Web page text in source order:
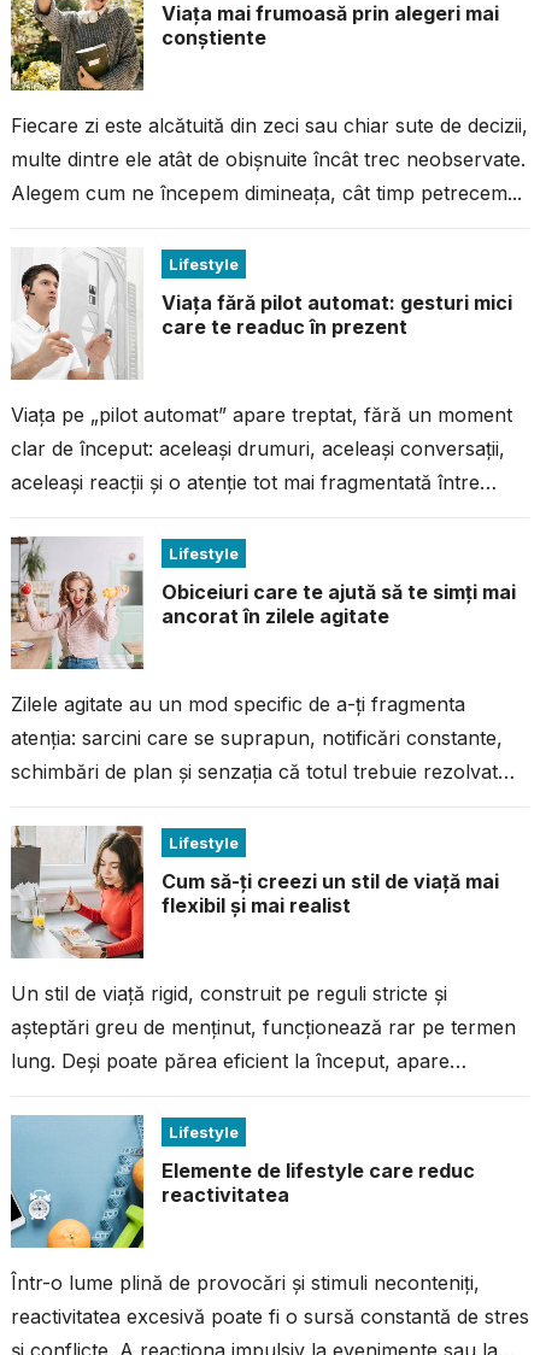
Viața mai frumoasă prin alegeri mai
conștiente
Fiecare zi este alcătuită din zeci sau chiar sute de decizii,
multe dintre ele atât de obișnuite încât trec neobservate.
Alegem cum ne începem dimineața, cât timp petrecem...
Lifestyle
Viața fără pilot automat: gesturi mici
care te readuc în prezent
Viața pe „pilot automat” apare treptat, fără un moment
clar de început: aceleași drumuri, aceleași conversații,
aceleași reacții și o atenție tot mai fragmentată între
Lifestyle
Obiceiuri care te ajută să te simți mai
ancorat în zilele agitate
Zilele agitate au un mod specific de a-ți fragmenta
atenția: sarcini care se suprapun, notificări constante,
schimbări de plan și senzația că totul trebuie rezolvat
Lifestyle
Cum să-ți creezi un stil de viață mai
flexibil și mai realist
Un stil de viață rigid, construit pe reguli stricte și
așteptări greu de menținut, funcționează rar pe termen
lung. Deși poate părea eficient la început, apare
Lifestyle
Elemente de lifestyle care reduc
reactivitatea
Într-o lume plină de provocări și stimuli neconteniți,
reactivitatea excesivă poate fi o sursă constantă de stres
și conflicte. A reacționa impulsiv la evenimente sau la